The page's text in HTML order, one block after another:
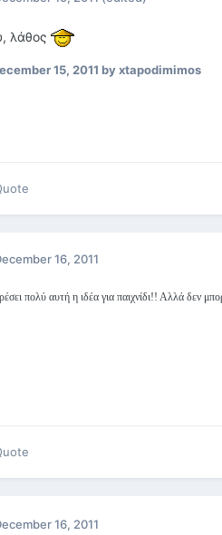
λάθος
15, 2011 by xtapodimimos
16, 2011
πολύ αυτή η ιδέα για παιχνίδι!! Αλλά δεν
16, 2011